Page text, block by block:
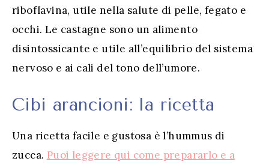
riboflavina, utile nella salute di pelle, fegato e
occhi. Le castagne sono un alimento
disintossicante e utile all’equilibrio del sistema
nervoso e ai cali del tono dell’umore.
Cibi arancioni: la ricetta
Una ricetta facile e gustosa è l’hummus di
zucca. Puoi leggere qui come prepararlo e a